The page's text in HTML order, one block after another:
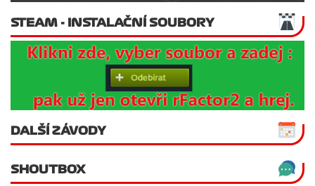
STEAM - INSTALAČNÍ SOUBORY
DALŠÍ ZÁVODY
SHOUTBOX